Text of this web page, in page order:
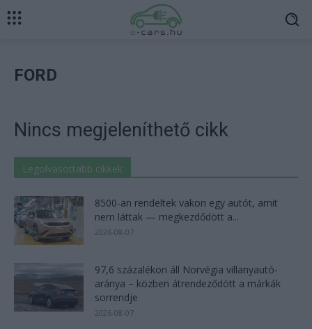
FORD
Nincs megjeleníthető cikk
Legolvasottabb cikkek
8500-an rendeltek vakon egy autót, amit
nem láttak — megkezdődött a...
2026-08-07
97,6 százalékon áll Norvégia villanyautó-
aránya – közben átrendeződött a márkák
sorrendje
2026-08-07